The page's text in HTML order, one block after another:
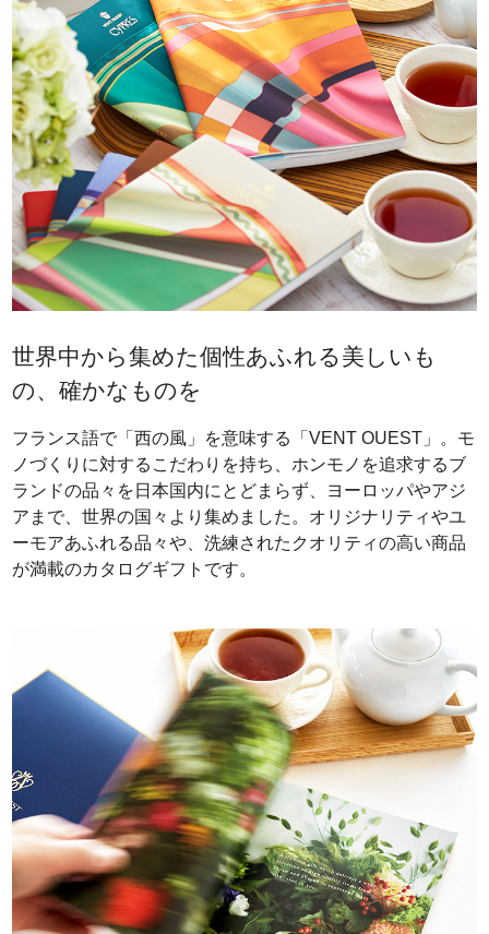
世界中から集めた個性あふれる美しいも
の、確かなものを
フランス語で「西の風」を意味する「VENT OUEST」。モ
ノづくりに対するこだわりを持ち、ホンモノを追求するブ
ランドの品々を日本国内にとどまらず、ヨーロッパやアジ
アまで、世界の国々より集めました。オリジナリティやユ
ーモアあふれる品々や、洗練されたクオリティの高い商品
が満載のカタログギフトです。